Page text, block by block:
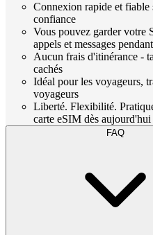
Connexion rapide et fiable
confiance
Vous pouvez garder votre
appels et messages
Aucun frais d'itinérance -
cachés
Idéal pour les voyageurs,
voyageurs
Liberté. Flexibilité.
carte eSIM dès aujourd'hui
FAQ